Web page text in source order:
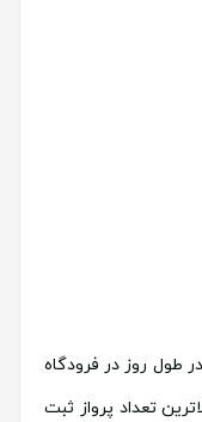
مختلف حدود 384 پرواز در طول روز در فرودگاه
تعداد پرواز ثبت